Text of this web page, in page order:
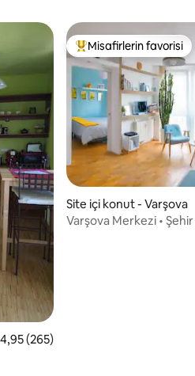
ortalama 4,95 puan, 265
4,95 (265)
Misafirlerin
Misafirlerin favorisi
Site içi konut - Varşova
Varşova Merkezi • Şehir